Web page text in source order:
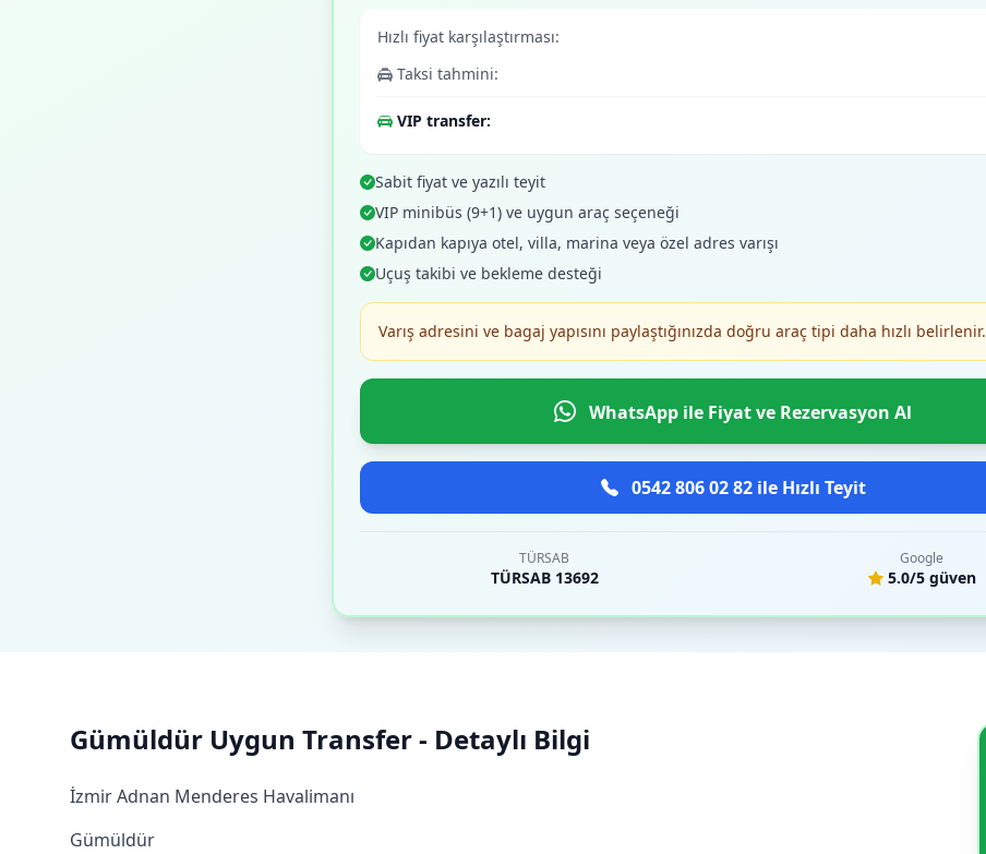
Hızlı fiyat karşılaştırması:
Taksi tahmini:
VIP transfer:
Sabit fiyat ve yazılı teyit
VIP minibüs (9+1) ve uygun araç seçeneği
Kapıdan kapıya otel, villa, marina veya özel adres varışı
Uçuş takibi ve bekleme desteği
Varış adresini ve bagaj yapısını paylaştığınızda doğru araç tipi daha hızlı belirlenir.
WhatsApp ile Fiyat ve Rezervasyon Al
0542 806 02 82 ile Hızlı Teyit
TÜRSAB
TÜRSAB 13692
Google
5.0/5 güven
Gümüldür Uygun Transfer - Detaylı Bilgi
İzmir Adnan Menderes Havalimanı
Gümüldür